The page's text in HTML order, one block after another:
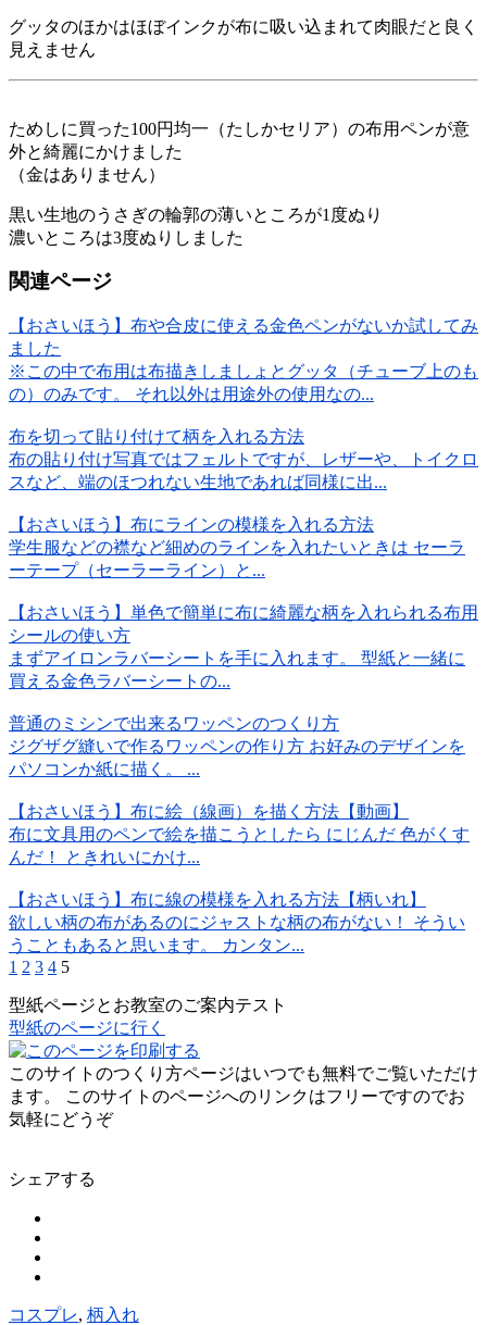
グッタのほかはほぼインクが布に吸い込まれて肉眼だと良く
見えません
ためしに買った100円均一（たしかセリア）の布用ペンが意
外と綺麗にかけました
（金はありません）
黒い生地のうさぎの輪郭の薄いところが1度ぬり
濃いところは3度ぬりしました
関連ページ
【おさいほう】布や合皮に使える金色ペンがないか試してみ
ました
※この中で布用は布描きしましょとグッタ（チューブ上のも
の）のみです。 それ以外は用途外の使用なの...
布を切って貼り付けて柄を入れる方法
布の貼り付け写真ではフェルトですが、レザーや、トイクロ
スなど、端のほつれない生地であれば同様に出...
【おさいほう】布にラインの模様を入れる方法
学生服などの襟など細めのラインを入れたいときは セーラ
ーテープ（セーラーライン）と...
【おさいほう】単色で簡単に布に綺麗な柄を入れられる布用
シールの使い方
まずアイロンラバーシートを手に入れます。 型紙と一緒に
買える金色ラバーシートの...
普通のミシンで出来るワッペンのつくり方
ジグザグ縫いで作るワッペンの作り方 お好みのデザインを
パソコンか紙に描く。 ...
【おさいほう】布に絵（線画）を描く方法【動画】
布に文具用のペンで絵を描こうとしたら にじんだ 色がくす
んだ！ ときれいにかけ...
【おさいほう】布に線の模様を入れる方法【柄いれ】
欲しい柄の布があるのにジャストな柄の布がない！ そうい
うこともあると思います。 カンタン...
1 2 3 4 5
型紙ページとお教室のご案内テスト
型紙のページに行く
このサイトのつくり方ページはいつでも無料でご覧いただけ
ます。 このサイトのページへのリンクはフリーですのでお
気軽にどうぞ
シェアする
コスプレ, 柄入れ